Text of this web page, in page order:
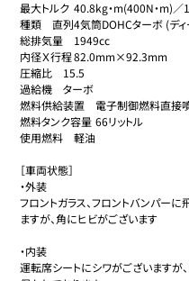
最大トルク	40.8kg・m(400N・m)／1600～2800rpm
種類	直列4気筒DOHCターボ (ディーゼル)
総排気量	1949cc
内径Ｘ行程	82.0mm×92.3mm
圧縮比	15.5
過給機	ターボ
燃料供給装置	電子制御燃料直接噴射（コモンレール）
燃料タンク容量	66リットル
使用燃料	軽油
［車両状態］
・外装
フロントガラス、フロントバンパー
ますが、角にヒビがございます
・内装
運転席シートにシワがございます